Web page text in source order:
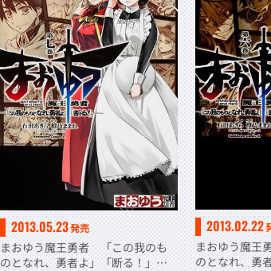
2013.05.23発売
まおゆう魔王勇者 「この我のも
のとなれ、勇者よ」「断る！」
2013.02.22
まおゆう魔王
のとなれ、